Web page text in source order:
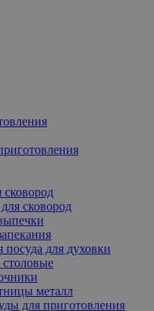
сковород
посуда для духовки
металл
для приготовления